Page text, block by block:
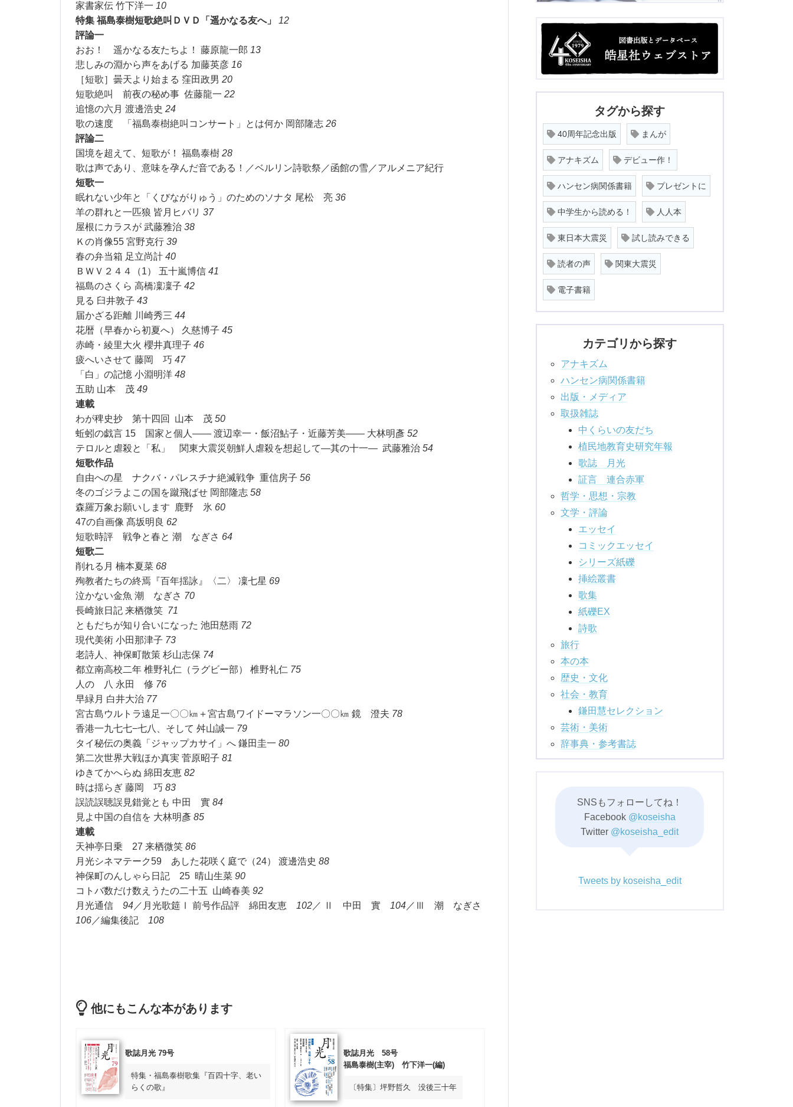
家書家伝 竹下洋一 10
特集 福島泰樹短歌絶叫ＤＶＤ「遥かなる友へ」
12
評論一
おお！ 遥かなる友たちよ！ 藤原龍一郎 13
悲しみの淵から声をあげる 加藤英彦 16
［短歌］曇天より始まる 窪田政男 20
短歌絶叫 前夜の秘め事 佐藤龍一 22
追憶の六月 渡邊浩史 24
歌の速度 「福島泰樹絶叫コンサート」とは何か 岡部隆志 26
評論二
国境を超えて、短歌が！ 福島泰樹 28
歌は声であり、意味を孕んだ音である！／ベルリン詩歌祭／函館の雪／アルメニア紀行
短歌一
眠れない少年と「くびながりゅう」のためのソナタ 尾松 亮 36
羊の群れと一匹狼 皆月ヒバリ 37
屋根にカラスが 武藤雅治 38
Ｋの肖像55 宮野克行 39
春の弁当箱 足立尚計 40
ＢＷＶ２４４（1） 五十嵐博信 41
福島のさくら 高橋凜凜子 42
見る 臼井敦子 43
届かざる距離 川崎秀三 44
花暦（早春から初夏へ） 久慈博子 45
赤崎・綾里大火 櫻井真理子 46
疲へいさせて 藤岡 巧 47
「白」の記憶 小淵明洋 48
五助 山本 茂 49
連載
わが稗史抄 第十四回 山本 茂 50
蚯蚓の戯言 15 国家と個人—— 渡辺幸一・飯沼鮎子・近藤芳美—— 大林明彥 52
テロルと虐殺と「私」 関東大震災朝鮮人虐殺を想起して—其の十一— 武藤雅治 54
短歌作品
自由への星 ナクバ・パレスチナ絶滅戦争 重信房子 56
冬のゴジラよこの国を蹴飛ばせ 岡部隆志 58
森羅万象お願いします 鹿野 氷 60
47の自画像 髙坂明良 62
短歌時評 戦争と春と 潮 なぎさ 64
短歌二
削れる月 楠本夏菜 68
殉教者たちの終焉『百年揺詠』〈二〉 凜七星 69
泣かない金魚 潮 なぎさ 70
長崎旅日記 来栖微笑 71
ともだちが知り合いになった 池田慈雨 72
現代美術 小田那津子 73
老詩人、神保町散策 杉山志保 74
都立南高校二年 椎野礼仁（ラグビー部） 椎野礼仁 75
人の 八 永田 修 76
早緑月 白井大治 77
宮古島ウルトラ遠足一〇〇㎞＋宮古島ワイドーマラソン一〇〇㎞ 鏡 澄夫 78
香港一九七七−七八、そして 舛山誠一 79
タイ秘伝の奥義「ジャップカサイ」へ 鎌田圭一 80
第二次世界大戦ほか真実 菅原昭子 81
ゆきてかへらぬ 綿田友恵 82
時は揺らぎ 藤岡 巧 83
誤読誤聴誤見錯覚とも 中田 實 84
見よ中国の自信を 大林明彥 85
連載
天神亭日乗 27 来栖微笑 86
月光シネマテーク59 あした花咲く庭で（24） 渡邊浩史 88
神保町のんしゃら日記 25 晴山生菜 90
コトバ数だけ数えうたの二十五 山崎春美 92
月光通信 94 ／月光歌筵Ⅰ 前号作品評 綿田友恵 102 ／ Ⅱ 中田 實 104 ／Ⅲ 潮 なぎさ
106 ／編集後記 108
他にもこんな本があります
歌誌月光 79号
特集・福島泰樹歌集『百四十字、老い
らくの歌』
歌誌月光 58号
福島泰樹(主宰) 竹下洋一(編)
〔特集〕坪野哲久 没後三十年
タグから探す
40周年記念出版 まんが
アナキズム デビュー作！
ハンセン病関係書籍 プレゼントに
中学生から読める！ 人人本
東日本大震災 試し読みできる
読者の声 関東大震災
電子書籍
カテゴリから探す
アナキズム
ハンセン病関係書籍
出版・メディア
取扱雑誌
中くらいの友だち
植民地教育史研究年報
歌誌 月光
証言 連合赤軍
哲学・思想・宗教
文学・評論
エッセイ
コミックエッセイ
シリーズ紙礫
挿絵叢書
歌集
紙礫EX
詩歌
旅行
本の本
歴史・文化
社会・教育
鎌田慧セレクション
芸術・美術
辞事典・参考書誌
SNSもフォローしてね！
Facebook @koseisha
Twitter @koseisha_edit
Tweets by koseisha_edit